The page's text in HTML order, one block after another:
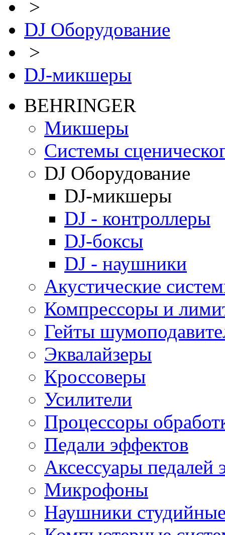
>
DJ Оборудование
>
DJ-микшеры
BEHRINGER
Микшеры
Системы
DJ Оборудование
DJ-микшеры
DJ - контроллеры
DJ-боксы
DJ - наушники
Акустические
Компрессоры и
Гейты
Эквалайзеры
Кроссоверы
Усилители
Процессоры
Педали эффектов
Аксессуары педалей
Микрофоны
Наушники